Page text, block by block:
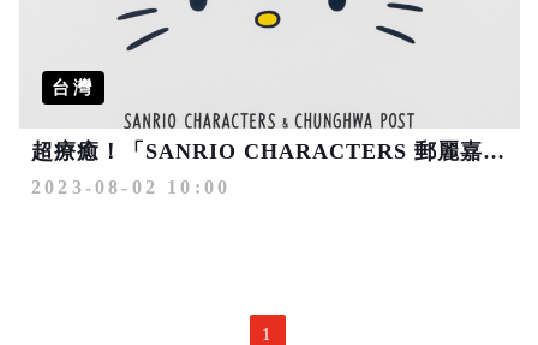
台灣
超療癒！「SANRIO CHARACTERS 郵麗嘉年華」 中華郵政聯名商品8/11正式販售
2023-08-02 10:00
1